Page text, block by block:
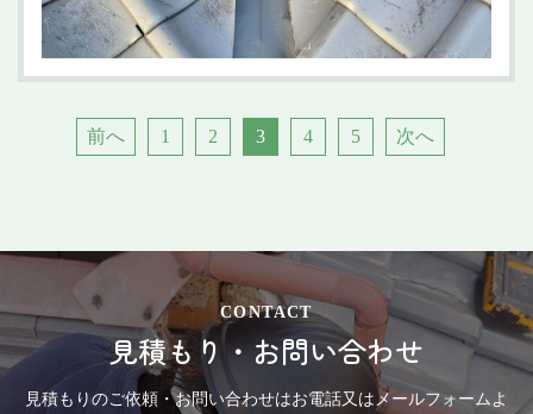
前へ 1 2 3 4 5 次へ
CONTACT
見積もり・お問い合わせ
見積もりのご依頼・お問い合わせはお電話又はメールフォームよ